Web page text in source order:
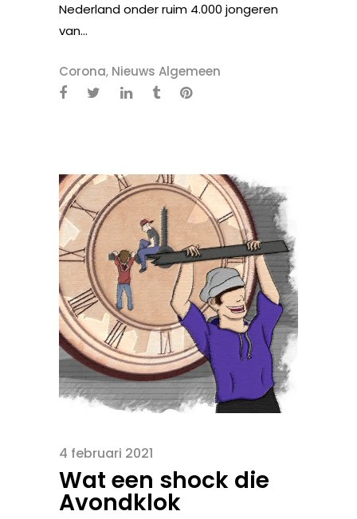
Nederland onder ruim 4.000 jongeren
van...
Corona, Nieuws Algemeen
4 februari 2021
Wat een shock die
Avondklok